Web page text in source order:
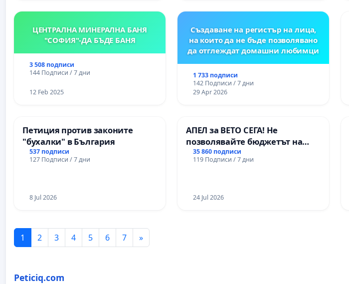
ЦЕНТРАЛНА МИНЕРАЛНА БАНЯ
"СОФИЯ"-ДА БЪДЕ БАНЯ
3 508 подписи
144 Подписи / 7 дни
12 Feb 2025
Създаване на регистър на лица,
на които да не бъде позволявано
да отглеждат домашни любимци
1 733 подписи
142 Подписи / 7 дни
29 Apr 2026
Петиция против законите
"бухалки" в България
537 подписи
127 Подписи / 7 дни
8 Jul 2026
АПЕЛ за ВЕТО СЕГА! Не
позволявайте бюджетът на
Радев да открадне парите и
правата ни в тъмното
35 860 подписи
119 Подписи / 7 дни
24 Jul 2026
1 2 3 4 5 6 7 »
Peticiq.com